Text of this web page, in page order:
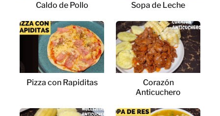
Caldo de Pollo Sopa de Leche
Pizza con Rapiditas
Corazón
Anticuchero